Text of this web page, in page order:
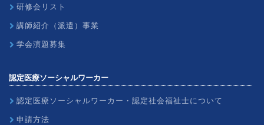
研修会リスト
講師紹介（派遣）事業
学会演題募集
認定医療ソーシャルワーカー
認定医療ソーシャルワーカー・認定社会福祉士について
申請方法